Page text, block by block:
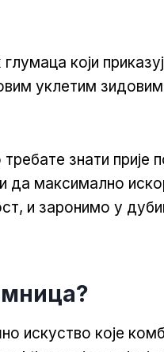
који
уклетим
знати прије
да максимално
и заронимо у
искуство које